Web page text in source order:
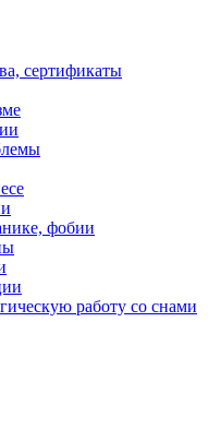
сертификаты
фобии
работу со снами